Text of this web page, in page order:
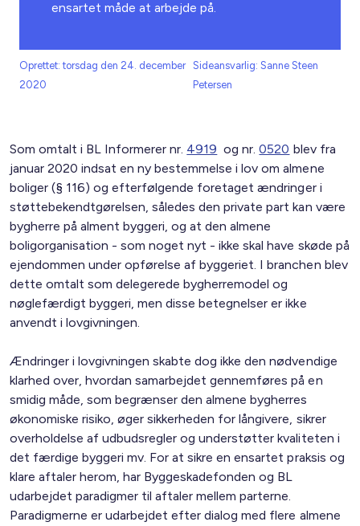
ensartet måde at arbejde på.
Oprettet: torsdag den 24. december
2020
Sideansvarlig: Sanne Steen
Petersen
Som omtalt i BL Informerer nr. 4919 og nr.0520 blev fra
januar 2020 indsat en ny bestemmelse i lov om almene
boliger (§ 116) og efterfølgende foretaget ændringer i
støttebekendtgørelsen, således den private part kan være
bygherre på alment byggeri, og at den almene
boligorganisation - som noget nyt - ikke skal have skøde på
ejendommen under opførelse af byggeriet. I branchen blev
dette omtalt som delegerede bygherremodel og
nøglefærdigt byggeri, men disse betegnelser er ikke
anvendt i lovgivningen.
Ændringer i lovgivningen skabte dog ikke den nødvendige
klarhed over, hvordan samarbejdet gennemføres på en
smidig måde, som begrænser den almene bygherres
økonomiske risiko, øger sikkerheden for långivere, sikrer
overholdelse af udbudsregler og understøtter kvaliteten i
det færdige byggeri mv. For at sikre en ensartet praksis og
klare aftaler herom, har Byggeskadefonden og BL
udarbejdet paradigmer til aftaler mellem parterne.
Paradigmerne er udarbejdet efter dialog med flere almene